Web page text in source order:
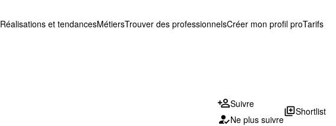
Réalisations et tendancesMétiersTrouver des professionnelsCréer mon profil proTarifs
Suivre
Ne plus suivre
library_addShortlist